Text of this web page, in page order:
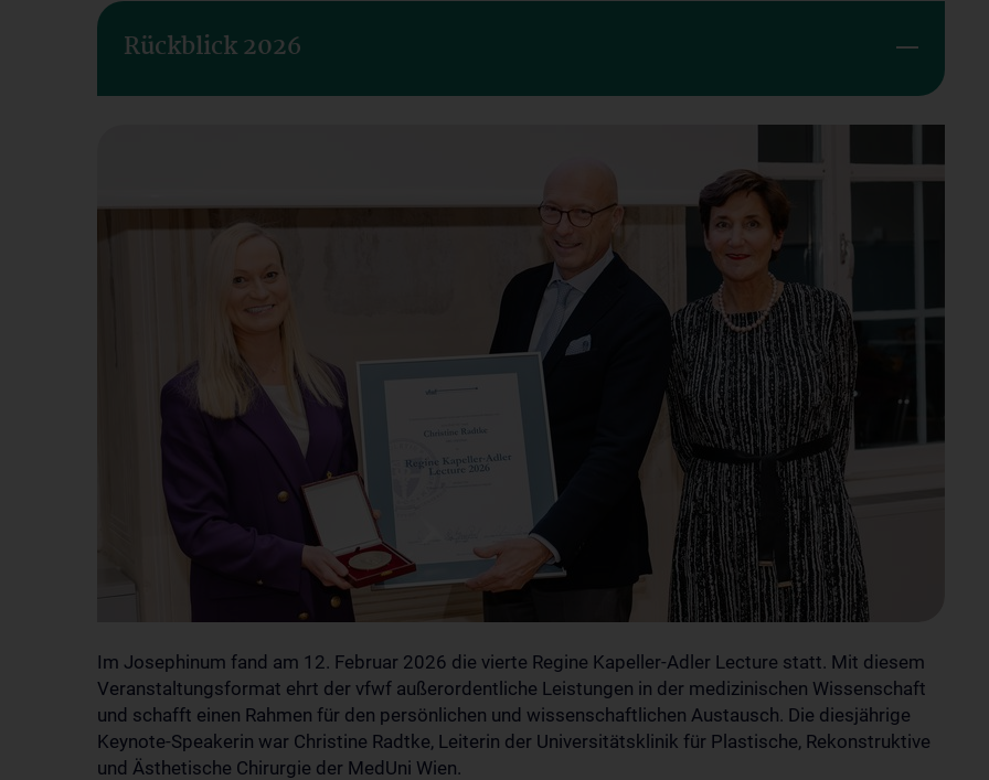
Rückblick 2026
Im Josephinum fand am 12. Februar 2026 die vierte Regine Kapeller-Adler Lecture statt. Mit diesem
Veranstaltungsformat ehrt der vfwf außerordentliche Leistungen in der medizinischen Wissenschaft
und schafft einen Rahmen für den persönlichen und wissenschaftlichen Austausch. Die diesjährige
Keynote-Speakerin war Christine Radtke, Leiterin der Universitätsklinik für Plastische, Rekonstruktive
und Ästhetische Chirurgie der MedUni Wien.